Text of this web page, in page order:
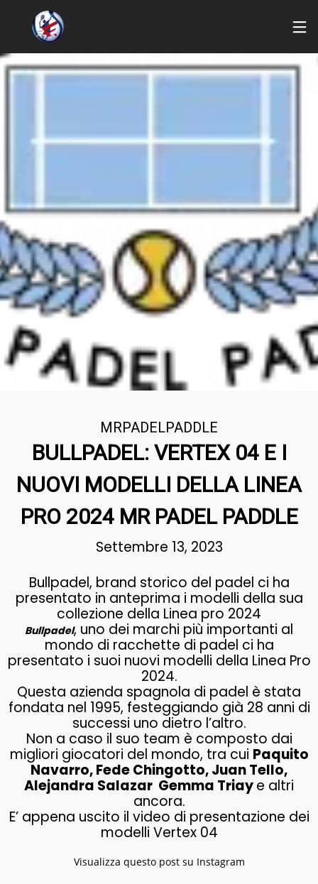
MRPADELPADDLE
BULLPADEL: VERTEX 04 E I
NUOVI MODELLI DELLA LINEA
PRO 2024 MR PADEL PADDLE
Settembre 13, 2023
Bullpadel, brand storico del padel ci ha
presentato in anteprima i modelli della sua
collezione della Linea pro 2024
Bullpadel, uno dei marchi più importanti al
mondo di racchette di padel ci ha
presentato i suoi nuovi modelli della Linea Pro
2024.
Questa azienda spagnola di padel è stata
fondata nel 1995, festeggiando già 28 anni di
successi uno dietro l’altro.
Non a caso il suo team è composto dai
migliori giocatori del mondo, tra cui Paquito
Navarro, Fede Chingotto, Juan Tello,
Alejandra Salazar Gemma Triaye altri
ancora.
E’ appena uscito il video di presentazione dei
modelli Vertex 04
Visualizza questo post su Instagram